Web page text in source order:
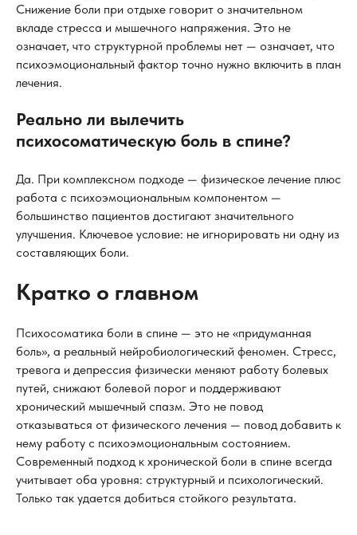
Снижение боли при отдыхе говорит о значительном
вкладе стресса и мышечного напряжения. Это не
означает, что структурной проблемы нет — означает, что
психоэмоциональный фактор точно нужно включить в план
лечения.
Реально ли вылечить
психосоматическую боль в спине?
Да. При комплексном подходе — физическое лечение плюс
работа с психоэмоциональным компонентом —
большинство пациентов достигают значительного
улучшения. Ключевое условие: не игнорировать ни одну из
составляющих боли.
Кратко о главном
Психосоматика боли в спине — это не «придуманная
боль», а реальный нейробиологический феномен. Стресс,
тревога и депрессия физически меняют работу болевых
путей, снижают болевой порог и поддерживают
хронический мышечный спазм. Это не повод
отказываться от физического лечения — повод добавить к
нему работу с психоэмоциональным состоянием.
Современный подход к хронической боли в спине всегда
учитывает оба уровня: структурный и психологический.
Только так удается добиться стойкого результата.